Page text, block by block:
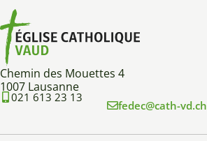
Chemin des Mouettes 4
1007 Lausanne
021 613 23 13
fedec@cath-vd.ch